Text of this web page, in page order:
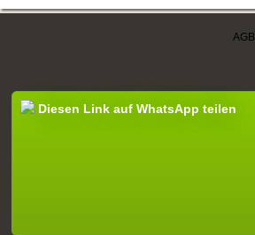
AGB
Diesen Link auf WhatsApp teilen